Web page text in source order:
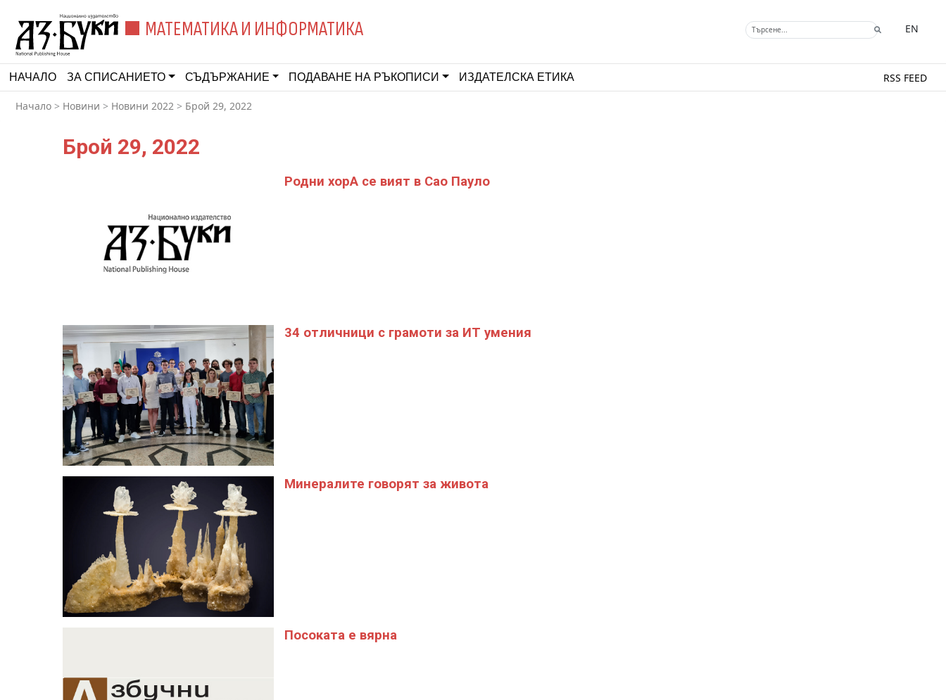
МАТЕМАТИКА И ИНФОРМАТИКА EN
НАЧАЛО ЗА СПИСАНИЕТО СЪДЪРЖАНИЕ ПОДАВАНЕ НА РЪКОПИСИ ИЗДАТЕЛСКА ЕТИКА RSS FEED
Начало > Новини > Новини 2022 > Брой 29, 2022
Брой 29, 2022
Родни хорA се вият в Сао Пауло
34 отличници с грамоти за ИТ умения
Минералите говорят за живота
Посоката е вярна